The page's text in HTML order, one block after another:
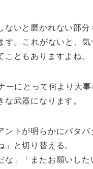
いと磨かれない部分
す。これがないと、
ともありますよね。
ーにとって何より大
武器になります。
ントが明らかにバタ
と切り替える。
」「またお願いした